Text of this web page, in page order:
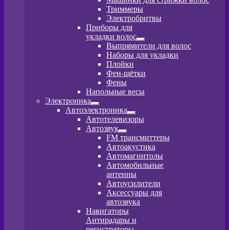
вложенное
меню
Триммеры
Электробритвы
Приборы для
укладки волос
Развернутое
вложенное
меню
Выпрямители для волос
Наборы для укладки
Плойки
Фен-щётки
Фены
Напольные весы
Электроника
Развернутое
вложенное
меню
Автоэлектроника
Развернутое
вложенное
Автотелевизоры
Автозвук
Развернутое
вложенное
меню
FM трансмиттеры
Автоакустика
Автомагнитолы
Автомобильные
антенны
Автоусилители
Аксессуары для
автозвука
Навигаторы
Антирадары и